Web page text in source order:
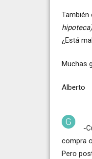
También
hipoteca)
¿Está
Muchas
Alberto
-
compra
Pero